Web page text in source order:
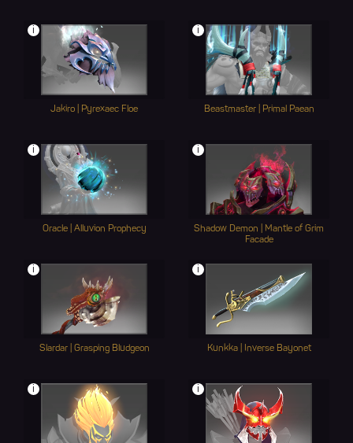
i
Jakiro | Pyrexaec Floe
i
Beastmaster | Primal Paean
i
Oracle | Alluvion Prophecy
i
Shadow Demon | Mantle of Grim
Facade
i
Slardar | Grasping Bludgeon
i
Kunkka | Inverse Bayonet
i i